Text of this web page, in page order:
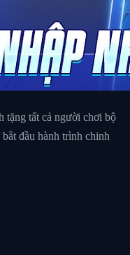
tặng tất cả người chơi bộ
đầu hành trình chinh